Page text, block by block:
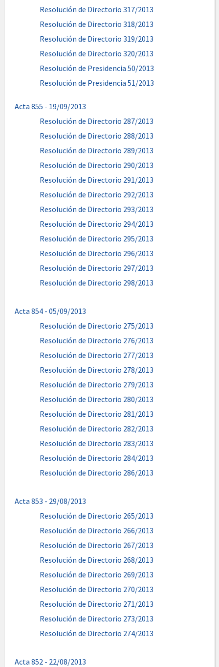
Resolución de Directorio 317/2013
Resolución de Directorio 318/2013
Resolución de Directorio 319/2013
Resolución de Directorio 320/2013
Resolución de Presidencia 50/2013
Resolución de Presidencia 51/2013
Acta 855 - 19/09/2013
Resolución de Directorio 287/2013
Resolución de Directorio 288/2013
Resolución de Directorio 289/2013
Resolución de Directorio 290/2013
Resolución de Directorio 291/2013
Resolución de Directorio 292/2013
Resolución de Directorio 293/2013
Resolución de Directorio 294/2013
Resolución de Directorio 295/2013
Resolución de Directorio 296/2013
Resolución de Directorio 297/2013
Resolución de Directorio 298/2013
Acta 854 - 05/09/2013
Resolución de Directorio 275/2013
Resolución de Directorio 276/2013
Resolución de Directorio 277/2013
Resolución de Directorio 278/2013
Resolución de Directorio 279/2013
Resolución de Directorio 280/2013
Resolución de Directorio 281/2013
Resolución de Directorio 282/2013
Resolución de Directorio 283/2013
Resolución de Directorio 284/2013
Resolución de Directorio 286/2013
Acta 853 - 29/08/2013
Resolución de Directorio 265/2013
Resolución de Directorio 266/2013
Resolución de Directorio 267/2013
Resolución de Directorio 268/2013
Resolución de Directorio 269/2013
Resolución de Directorio 270/2013
Resolución de Directorio 271/2013
Resolución de Directorio 273/2013
Resolución de Directorio 274/2013
Acta 852 - 22/08/2013